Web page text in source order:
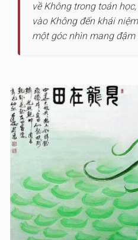
về Không trong toán
vào Không đến khái
một góc nhìn mang đậm